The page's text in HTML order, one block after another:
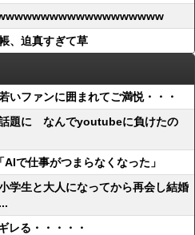
、迫真すぎて草
いファンに囲まれてご満悦・・・
題に なんでyoutubeに負けたの
で仕事がつまらなくなった」
学生と大人になってから再会し結婚
レる・・・・・